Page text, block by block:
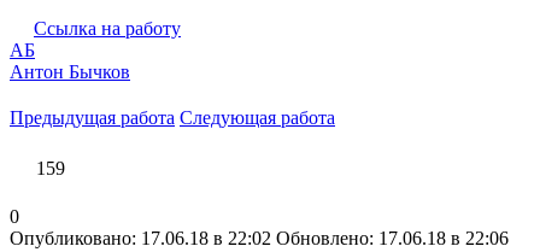
Ссылка на работу
АБ
Антон Бычков
Предыдущая работа Следующая работа
159
0
Опубликовано: 17.06.18 в 22:02 Обновлено: 17.06.18 в 22:06